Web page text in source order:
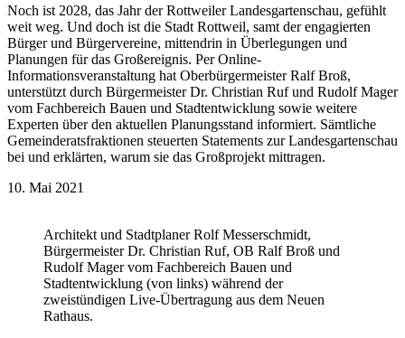
Noch ist 2028, das Jahr der Rottweiler Landesgartenschau, gefühlt
weit weg. Und doch ist die Stadt Rottweil, samt der engagierten
Bürger und Bürgervereine, mittendrin in Überlegungen und
Planungen für das Großereignis. Per Online-
Informationsveranstaltung hat Oberbürgermeister Ralf Broß,
unterstützt durch Bürgermeister Dr. Christian Ruf und Rudolf Mager
vom Fachbereich Bauen und Stadtentwicklung sowie weitere
Experten über den aktuellen Planungsstand informiert. Sämtliche
Gemeinderatsfraktionen steuerten Statements zur Landesgartenschau
bei und erklärten, warum sie das Großprojekt mittragen.
10. Mai 2021
Architekt und Stadtplaner Rolf Messerschmidt,
Bürgermeister Dr. Christian Ruf, OB Ralf Broß und
Rudolf Mager vom Fachbereich Bauen und
Stadtentwicklung (von links) während der
zweistündigen Live-Übertragung aus dem Neuen
Rathaus.